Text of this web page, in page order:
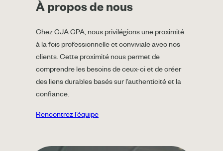
À propos de nous
Chez CJA CPA, nous privilégions une proximité
à la fois professionnelle et conviviale avec nos
clients. Cette proximité nous permet de
comprendre les besoins de ceux-ci et de créer
des liens durables basés sur l’authenticité et la
confiance.
Rencontrez l’équipe